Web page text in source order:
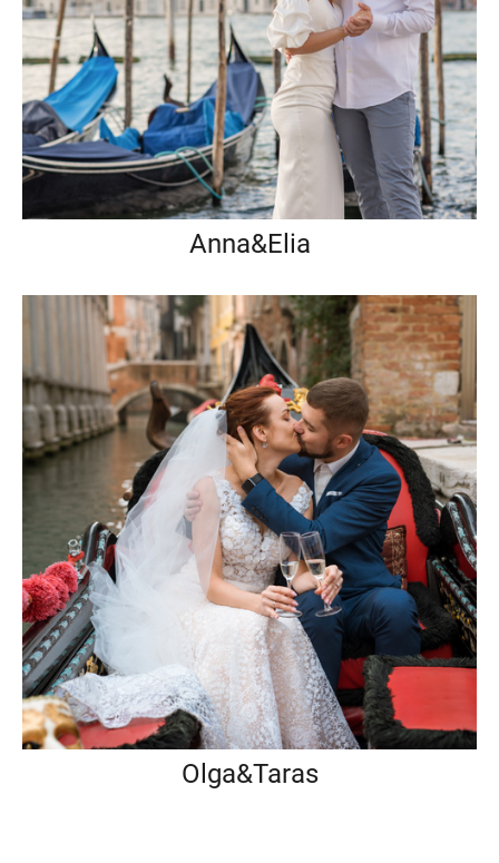
Anna&Elia
Olga&Taras